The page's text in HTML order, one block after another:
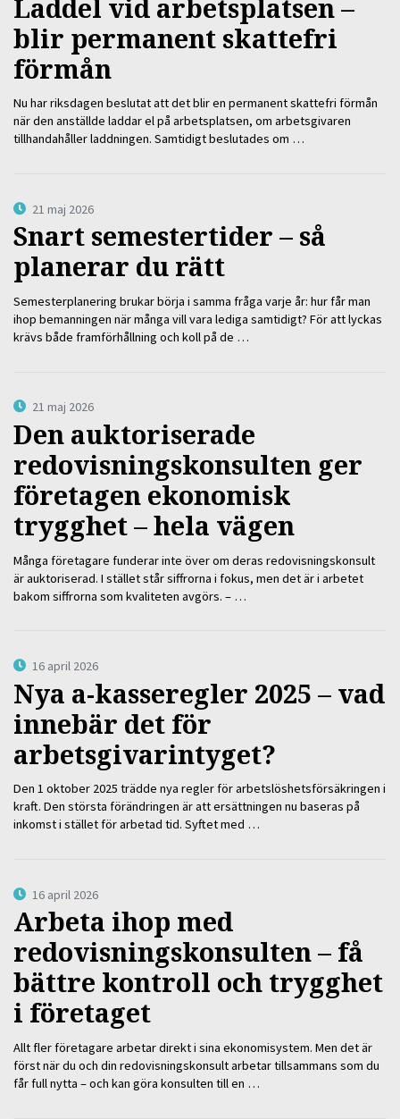
Laddel vid arbetsplatsen –
blir permanent skattefri
förmån
Nu har riksdagen beslutat att det blir en permanent skattefri förmån
när den anställde laddar el på arbetsplatsen, om arbetsgivaren
tillhandahåller laddningen. Samtidigt beslutades om …
21 maj 2026
Snart semestertider – så
planerar du rätt
Semesterplanering brukar börja i samma fråga varje år: hur får man
ihop bemanningen när många vill vara lediga samtidigt? För att lyckas
krävs både framförhållning och koll på de …
21 maj 2026
Den auktoriserade
redovisningskonsulten ger
företagen ekonomisk
trygghet – hela vägen
Många företagare funderar inte över om deras redovisningskonsult
är auktoriserad. I stället står siffrorna i fokus, men det är i arbetet
bakom siffrorna som kvaliteten avgörs. – …
16 april 2026
Nya a-kasseregler 2025 – vad
innebär det för
arbetsgivarintyget?
Den 1 oktober 2025 trädde nya regler för arbetslöshetsförsäkringen i
kraft. Den största förändringen är att ersättningen nu baseras på
inkomst i stället för arbetad tid. Syftet med …
16 april 2026
Arbeta ihop med
redovisningskonsulten – få
bättre kontroll och trygghet
i företaget
Allt fler företagare arbetar direkt i sina ekonomisystem. Men det är
först när du och din redovisningskonsult arbetar tillsammans som du
får full nytta – och kan göra konsulten till en …